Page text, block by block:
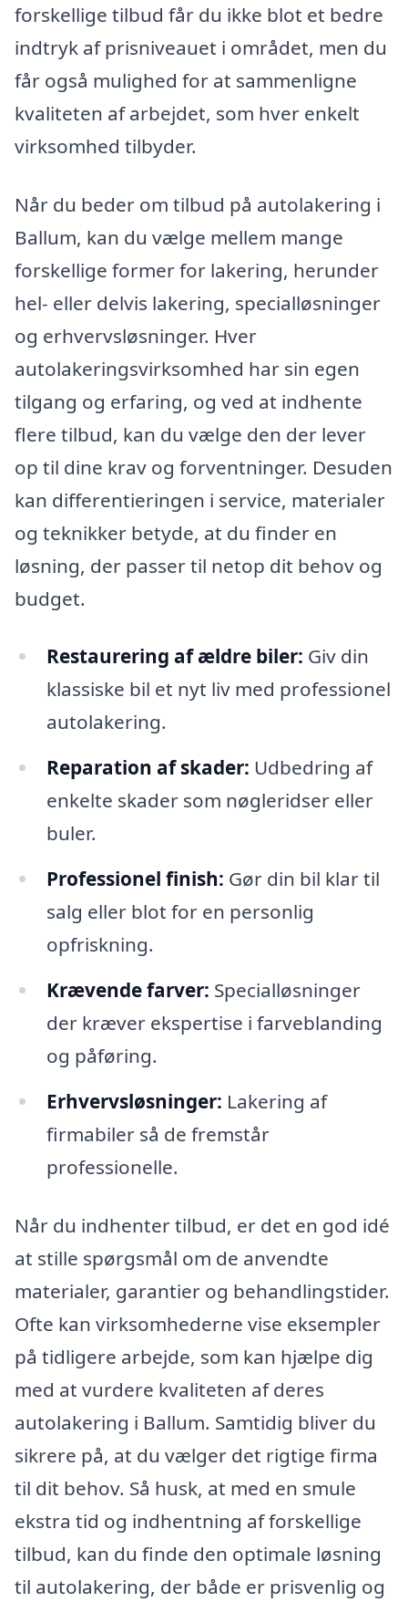
forskellige tilbud får du ikke blot et bedre
indtryk af prisniveauet i området, men du
får også mulighed for at sammenligne
kvaliteten af arbejdet, som hver enkelt
virksomhed tilbyder.
Når du beder om tilbud på autolakering i
Ballum, kan du vælge mellem mange
forskellige former for lakering, herunder
hel- eller delvis lakering, specialløsninger
og erhvervsløsninger. Hver
autolakeringsvirksomhed har sin egen
tilgang og erfaring, og ved at indhente
flere tilbud, kan du vælge den der lever
op til dine krav og forventninger. Desuden
kan differentieringen i service, materialer
og teknikker betyde, at du finder en
løsning, der passer til netop dit behov og
budget.
Restaurering af ældre biler: Giv din
klassiske bil et nyt liv med professionel
autolakering.
Reparation af skader: Udbedring af
enkelte skader som nøgleridser eller
buler.
Professionel finish: Gør din bil klar til
salg eller blot for en personlig
opfriskning.
Krævende farver: Specialløsninger
der kræver ekspertise i farveblanding
og påføring.
Erhvervsløsninger: Lakering af
firmabiler så de fremstår
professionelle.
Når du indhenter tilbud, er det en god idé
at stille spørgsmål om de anvendte
materialer, garantier og behandlingstider.
Ofte kan virksomhederne vise eksempler
på tidligere arbejde, som kan hjælpe dig
med at vurdere kvaliteten af deres
autolakering i Ballum. Samtidig bliver du
sikrere på, at du vælger det rigtige firma
til dit behov. Så husk, at med en smule
ekstra tid og indhentning af forskellige
tilbud, kan du finde den optimale løsning
til autolakering, der både er prisvenlig og